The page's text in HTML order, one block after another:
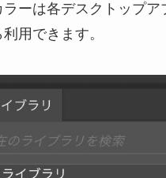
ーは各デスクトップア
用できます。